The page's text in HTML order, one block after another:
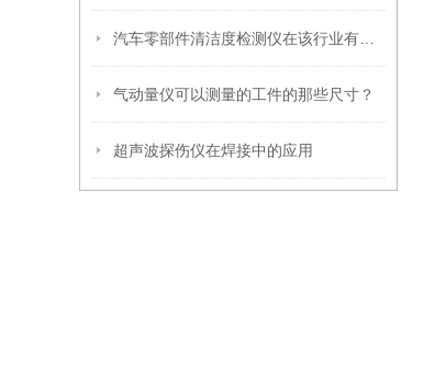
气动量仪可以测量的工件的那些尺寸？
超声波探伤仪在焊接中的应用